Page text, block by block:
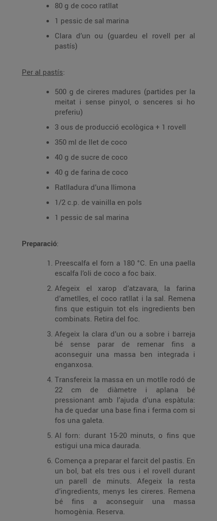
80 g de coco ratllat
1 pessic de sal marina
Clara d’un ou (guardeu el rovell per al
pastís)
Per al pastís:
500 g de cireres madures (partides per la
meitat i sense pinyol, o senceres si ho
preferiu)
3 ous de producció ecològica + 1 rovell
350 ml de llet de coco
40 g de sucre de coco
40 g de farina de coco
Ratlladura d’una llimona
1/2 c.p. de vainilla en pols
1 pessic de sal marina
Preparació:
Preescalfa el forn a 180 °C. En una paella
escalfa l’oli de coco a foc baix.
Afegeix el xarop d’atzavara, la farina
d’ametlles, el coco ratllat i la sal. Remena
fins que estiguin tot els ingredients ben
combinats. Retira del foc.
Afegeix la clara d’un ou a sobre i barreja
bé sense parar de remenar fins a
aconseguir una massa ben integrada i
enganxosa.
Transfereix la massa en un motlle rodó de
22 cm de diàmetre i aplana bé
pressionant amb l’ajuda d’una espàtula:
ha de quedar una base fina i ferma com si
fos una galeta.
Al forn: durant 15-20 minuts, o fins que
estigui una mica daurada.
Comença a preparar el farcit del pastis. En
un bol, bat els tres ous i el rovell durant
un parell de minuts. Afegeix la resta
d’ingredients, menys les cireres. Remena
bé fins a aconseguir una massa
homogènia. Reserva.